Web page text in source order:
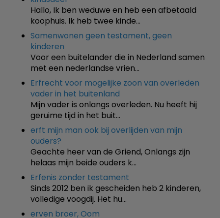
Hallo, Ik ben weduwe en heb een afbetaald
koophuis. Ik heb twee kinde…
Samenwonen geen testament, geen
kinderen
Voor een buitelander die in Nederland samen
met een nederlandse vrien…
Erfrecht voor mogelijke zoon van overleden
vader in het buitenland
Mijn vader is onlangs overleden. Nu heeft hij
geruime tijd in het buit…
erft mijn man ook bij overlijden van mijn
ouders?
Geachte heer van de Griend, Onlangs zijn
helaas mijn beide ouders k…
Erfenis zonder testament
Sinds 2012 ben ik gescheiden heb 2 kinderen,
volledige voogdij. Het hu…
erven broer, Oom